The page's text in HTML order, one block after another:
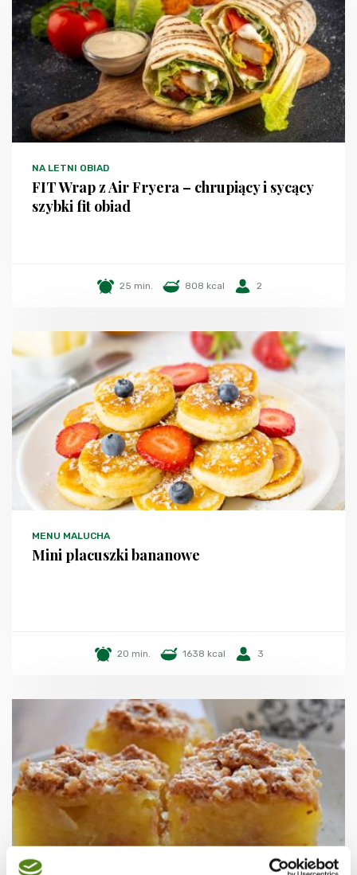
NA LETNI OBIAD
FIT Wrap z Air Fryera – chrupiący i sycący
szybki fit obiad
25 min. 808 kcal 2
MENU MALUCHA
Mini placuszki bananowe
20 min. 1638 kcal 3